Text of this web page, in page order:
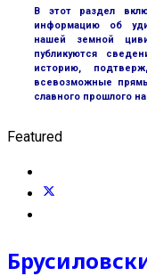
В этот раздел
информацию об
нашей земной
публикуются
историю,
всевозможные
славного прошлого
Featured